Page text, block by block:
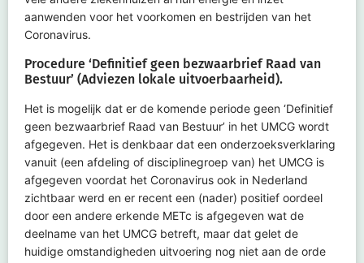
aanwenden voor het voorkomen en bestrijden van het
Coronavirus.
Procedure ‘Definitief geen bezwaarbrief Raad van
Bestuur’ (Adviezen lokale uitvoerbaarheid).
Het is mogelijk dat er de komende periode geen ‘Definitief
geen bezwaarbrief Raad van Bestuur’ in het UMCG wordt
afgegeven. Het is denkbaar dat een onderzoeksverklaring
vanuit (een afdeling of disciplinegroep van) het UMCG is
afgegeven voordat het Coronavirus ook in Nederland
zichtbaar werd en er recent een (nader) positief oordeel
door een andere erkende METc is afgegeven wat de
deelname van het UMCG betreft, maar dat gelet de
huidige omstandigheden uitvoering nog niet aan de orde